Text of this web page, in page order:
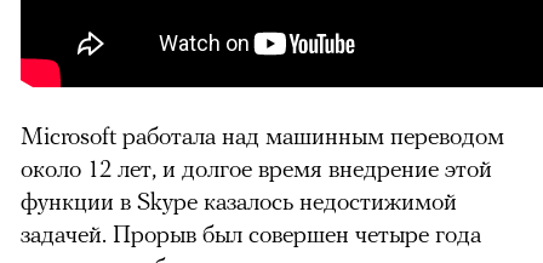
Microsoft работала над машинным переводом
около 12 лет, и долгое время внедрение этой
функции в Skype казалось недостижимой
задачей. Прорыв был совершен четыре года